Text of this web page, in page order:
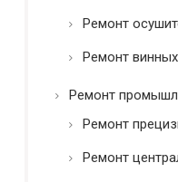
Ремонт
Ремонт
Ремонт
Ремонт
Ремонт